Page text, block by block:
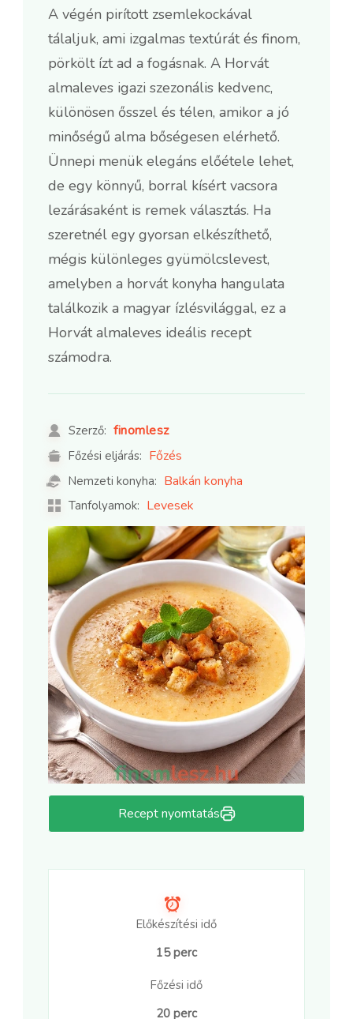
A végén pirított zsemlekockával
tálaljuk, ami izgalmas textúrát és finom,
pörkölt ízt ad a fogásnak. A Horvát
almaleves igazi szezonális kedvenc,
különösen ősszel és télen, amikor a jó
minőségű alma bőségesen elérhető.
Ünnepi menük elegáns előétele lehet,
de egy könnyű, borral kísért vacsora
lezárásaként is remek választás. Ha
szeretnél egy gyorsan elkészíthető,
mégis különleges gyümölcslevest,
amelyben a horvát konyha hangulata
találkozik a magyar ízlésvilággal, ez a
Horvát almaleves ideális recept
számodra.
Szerző: finomlesz
Főzési eljárás: Főzés
Nemzeti konyha: Balkán konyha
Tanfolyamok: Levesek
Recept nyomtatás
Előkészítési idő
15 perc
Főzési idő
20 perc